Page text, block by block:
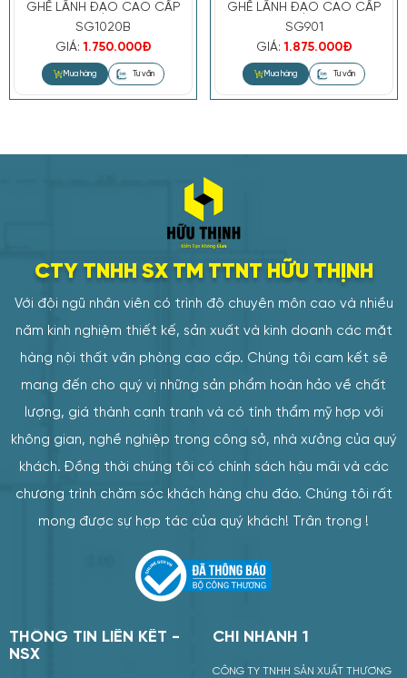
GHẾ LÃNH ĐẠO CAO CẤP
SG1020B
GIÁ:1.750.000Đ
GHẾ LÃNH ĐẠO CAO CẤP
SG901
GIÁ:1.875.000Đ
CTY TNHH SX TM TTNT HỮU THỊNH
Với đội ngũ nhân viên có trình độ chuyên môn cao và nhiều
năm kinh nghiệm thiết kế, sản xuất và kinh doanh các mặt
hàng nội thất văn phòng cao cấp. Chúng tôi cam kết sẽ
mang đến cho quý vị những sản phẩm hoàn hảo về chất
lượng, giá thành cạnh tranh và có tính thẩm mỹ hợp với
không gian, nghề nghiệp trong công sở, nhà xưởng của quý
khách. Đồng thời chúng tôi có chính sách hậu mãi và các
chương trình chăm sóc khách hàng chu đáo. Chúng tôi rất
mong được sự hợp tác của quý khách! Trân trọng !
TIN LIÊN KẾT -
CHI NHÁNH 1
CÔNG TY TNHH SẢN XUẤT THƯƠNG